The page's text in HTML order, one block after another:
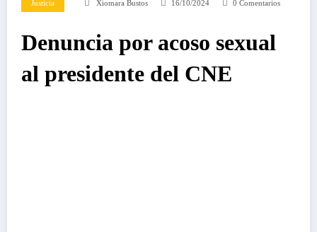
Justicia Xiomara Bustos 16/10/2024 0 Comentarios
Denuncia por acoso sexual
al presidente del CNE